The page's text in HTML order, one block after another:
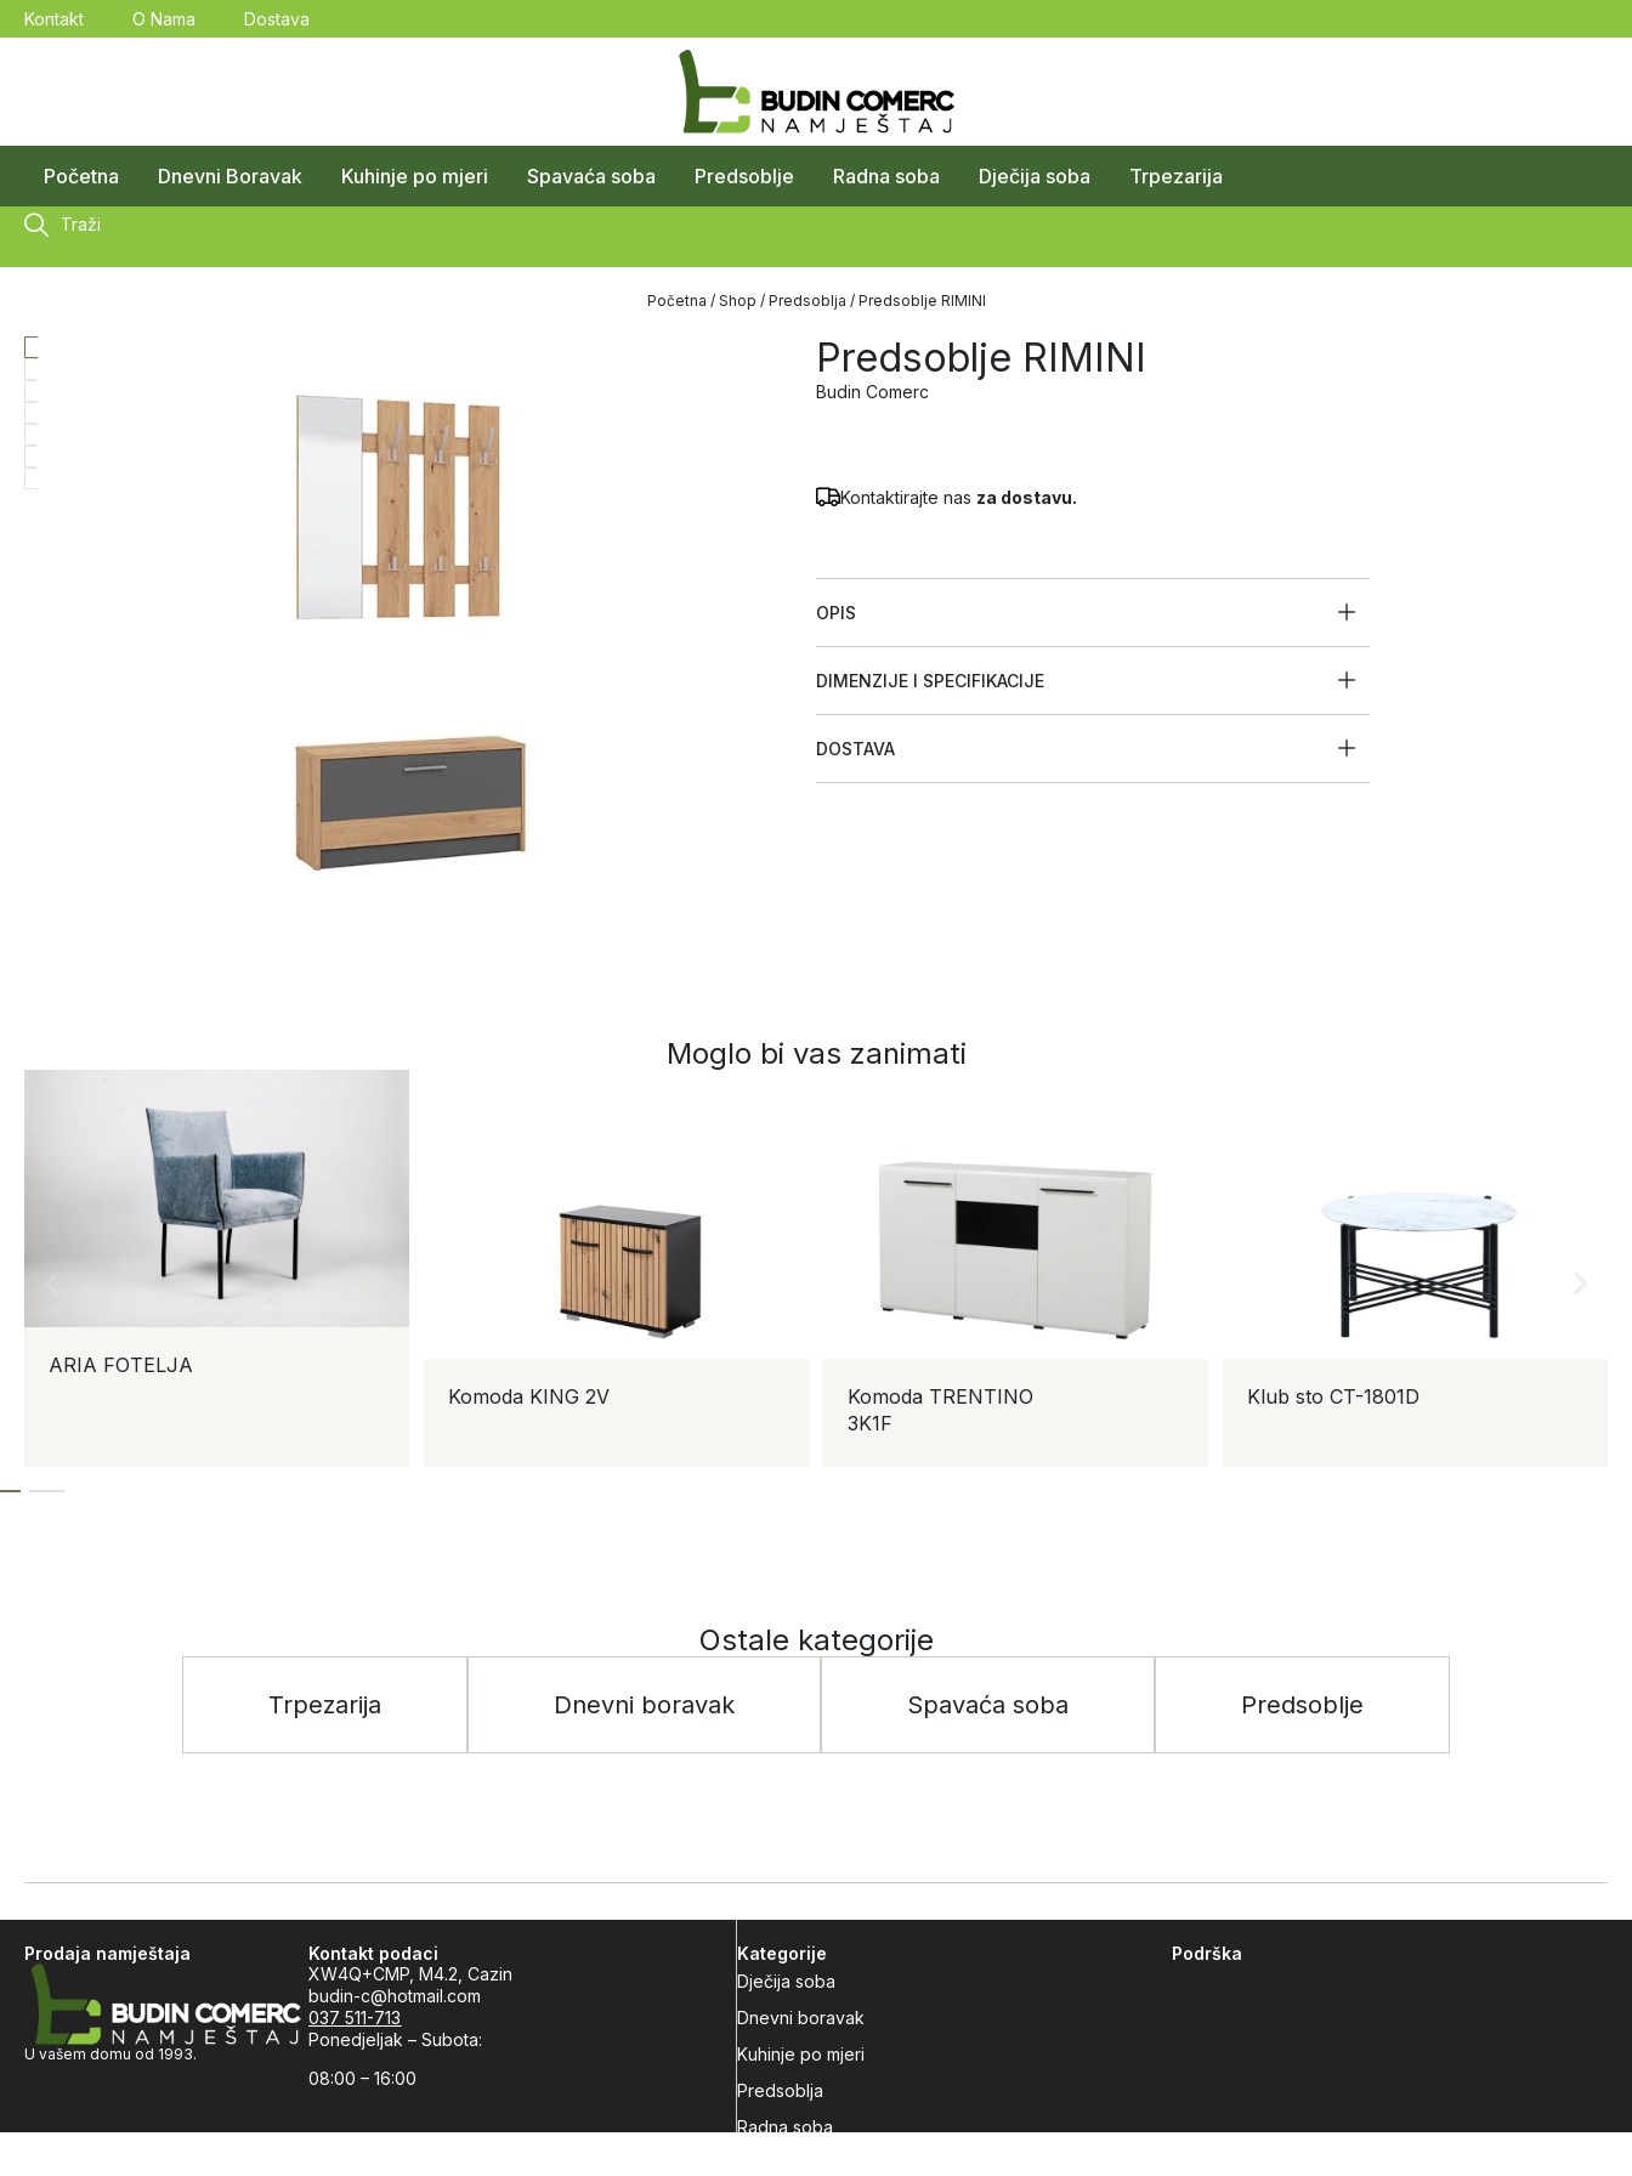
Kontakt O Nama Dostava
Početna Dnevni Boravak Kuhinje po mjeri Spavaća soba Predsoblje Radna soba Dječija soba Trpezarija
Traži
Početna / Shop / Predsoblja / Predsoblje RIMINI
Predsoblje RIMINI
Budin Comerc
Kontaktirajte nas za dostavu.
OPIS
DIMENZIJE I SPECIFIKACIJE
DOSTAVA
Moglo bi vas zanimati
ARIA FOTELJA
Komoda KING 2V
Komoda TRENTINO
3K1F
Klub sto CT-1801D
Ostale kategorije
Trpezarija Dnevni boravak Spavaća soba Predsoblje
Prodaja namještaja
U vašem domu od 1993.
Kontakt podaci
XW4Q+CMP, M4.2, Cazin
budin-c@hotmail.com
037 511-713
Ponedjeljak – Subota:
08:00 – 16:00
Kategorije
Dječija soba
Dnevni boravak
Kuhinje po mjeri
Predsoblja
Radna soba
Podrška